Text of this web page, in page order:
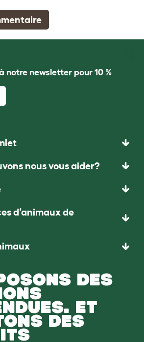
notre newsletter pour 10 %
nous vous aider?
d’animaux de
DES
ET
DES